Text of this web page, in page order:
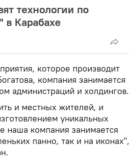
технологии по
в Карабахе
которое производит
компания занимается
администраций и холдингов.
и местных жителей, и
уникальных
наша компания занимается
панно, так и на иконах",